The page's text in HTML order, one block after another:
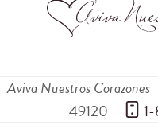
Aviva Nuestros Corazones
49120